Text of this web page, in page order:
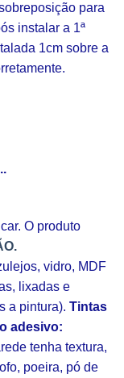
para
instalar a 1ª
1cm sobre a
O produto
vidro, MDF
lixadas e
a pintura). Tintas
adesivo:
tenha textura,
poeira, pó de